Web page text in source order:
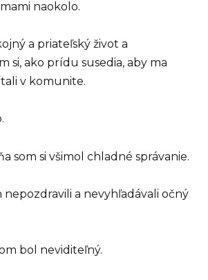
naokolo.
a priateľský život a
si, ako prídu susedia, aby ma
v komunite.
som si všimol chladné správanie.
nepozdravili a nevyhľadávali očný
bol neviditeľný.